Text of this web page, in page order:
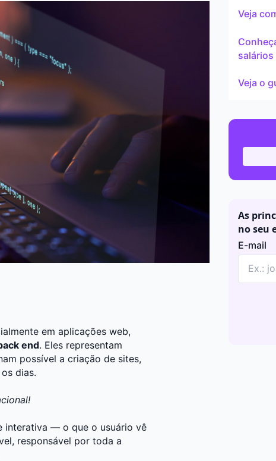
em aplicações web,
end. Eles representam
possível a criação de sites,
dias.
interativa — o que o usuário vê
responsável por toda a
Veja
salários
Veja o
As
no seu
E-mail